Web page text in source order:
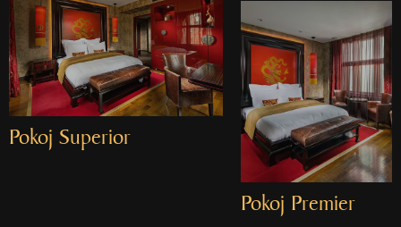
Pokoj Superior
Pokoj Premier